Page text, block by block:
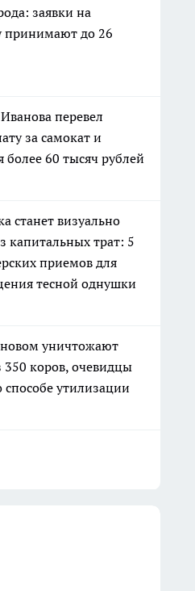
заявки на
принимают до 26
перевел
за самокат и
более 60 тысяч рублей
станет визуально
капитальных трат: 5
приемов для
тесной однушки
уничтожают
350 коров, очевидцы
способе утилизации